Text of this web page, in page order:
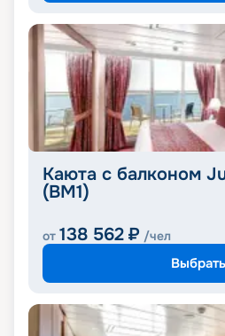
Каюта с балконом
(BM1)
от 138 562 ₽ /чел
Выбрать